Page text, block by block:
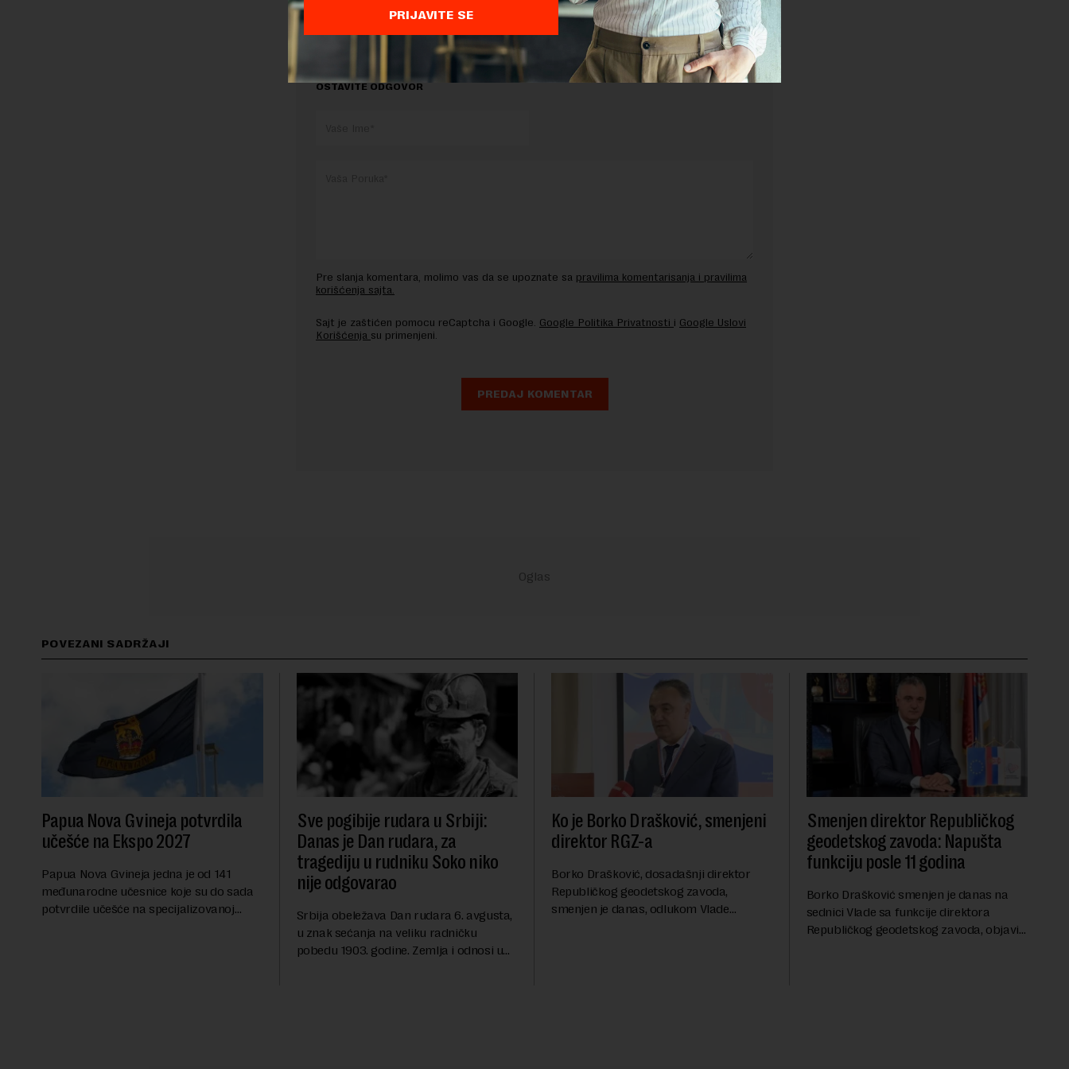
ka izvornom tekstu na novaekonomija.rs
OSTAVITE ODGOVOR
Pre slanja komentara, molimo vas da se upoznate sa pravilima komentarisanja i pravilima
korišćenja sajta.
Sajt je zaštićen pomocu reCaptcha i Google. Google Politika Privatnosti i Google Uslovi
Korišćenja su primenjeni.
POVEZANI SADRŽAJI
Papua Nova Gvineja potvrdila
učešće na Ekspo 2027
Papua Nova Gvineja jedna je od 141
međunarodne učesnice koje su do sada
potvrdile učešće na specijalizovanoj
Sve pogibije rudara u Srbiji:
Danas je Dan rudara, za
tragediju u rudniku Soko niko
nije odgovarao
Srbija obeležava Dan rudara 6. avgusta,
u znak sećanja na veliku radničku
pobedu 1903. godine. Zemlja i odnosi u
Ko je Borko Drašković, smenjeni
direktor RGZ-a
Borko Drašković, dosadašnji direktor
Republičkog geodetskog zavoda,
smenjen je danas, odlukom Vlade
Smenjen direktor Republičkog
geodetskog zavoda: Napušta
funkciju posle 11 godina
Borko Drašković smenjen je danas na
sednici Vlade sa funkcije direktora
Republičkog geodetskog zavoda, objavio
PRIJAVITE SE